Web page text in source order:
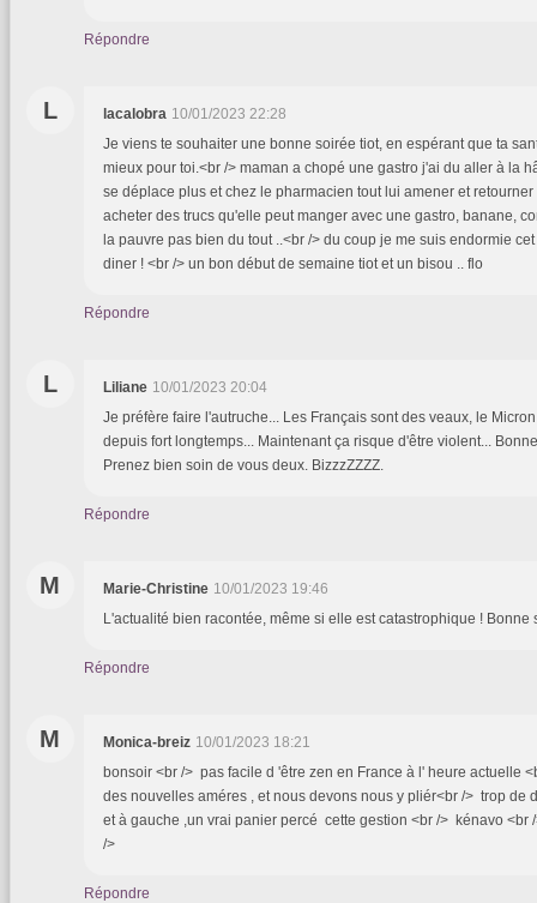
Répondre
L lacalobra 10/01/2023 22:28
Je viens te souhaiter une bonne soirée tiot, en espérant que ta
mieux pour toi.<br /> maman a chopé une gastro j'ai du aller à la
se déplace plus et chez le pharmacien tout lui amener et
acheter des trucs qu'elle peut manger avec une gastro, banane,
la pauvre pas bien du tout ..<br /> du coup je me suis endormie
diner ! <br /> un bon début de semaine tiot et un bisou .. flo
Répondre
L Liliane 10/01/2023 20:04
Je préfère faire l'autruche... Les Français sont des veaux, le
depuis fort longtemps... Maintenant ça risque d'être violent...
Prenez bien soin de vous deux. BizzzZZZZ.
Répondre
M Marie-Christine 10/01/2023 19:46
L'actualité bien racontée, même si elle est catastrophique ! Bonne
Répondre
M Monica-breiz 10/01/2023 18:21
bonsoir <br /> pas facile d 'être zen en France à l' heure actuelle
des nouvelles améres , et nous devons nous y pliér<br /> trop de
et à gauche ,un vrai panier percé cette gestion <br /> kénavo
/>
Répondre